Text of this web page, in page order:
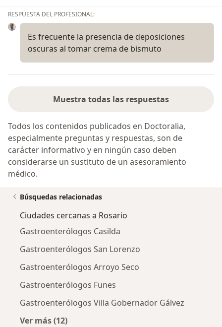
RESPUESTA DEL PROFESIONAL:
Es frecuente la presencia de deposiciones
oscuras al tomar crema de bismuto
Muestra todas las respuestas
Todos los contenidos publicados en Doctoralia,
especialmente preguntas y respuestas, son de
carácter informativo y en ningún caso deben
considerarse un sustituto de un asesoramiento
médico.
Búsquedas relacionadas
Ciudades cercanas a Rosario
Gastroenterólogos Casilda
Gastroenterólogos San Lorenzo
Gastroenterólogos Arroyo Seco
Gastroenterólogos Funes
Gastroenterólogos Villa Gobernador Gálvez
Ver más (12)